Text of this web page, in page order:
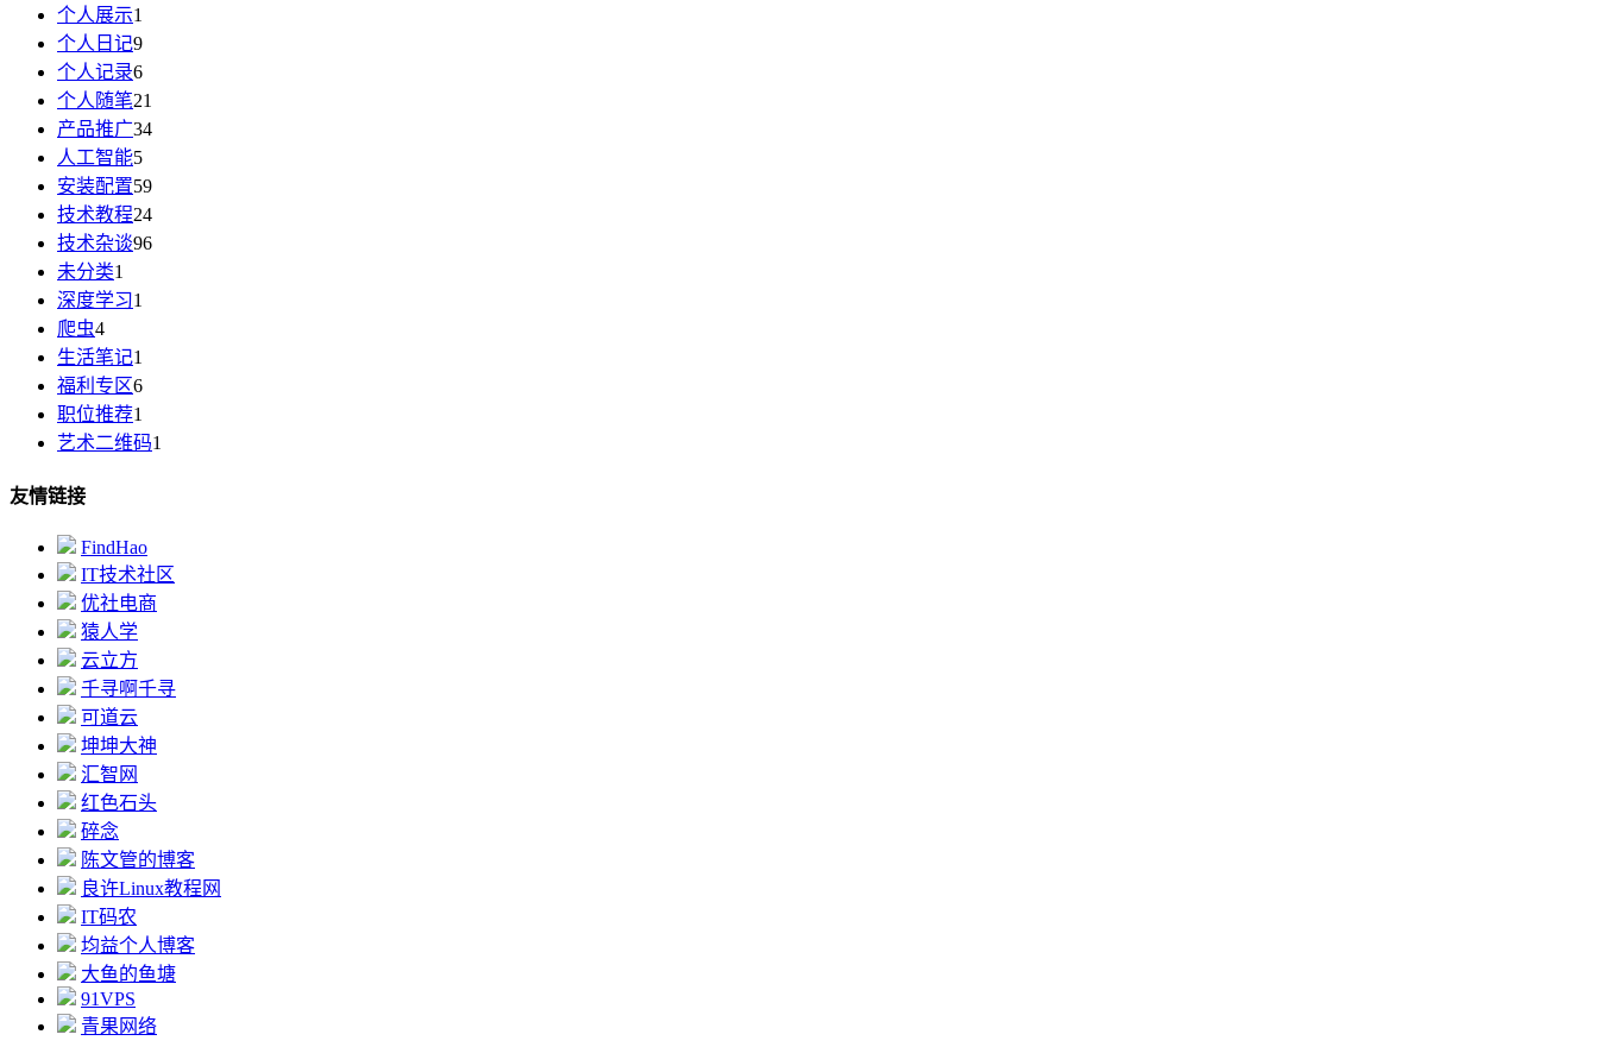
个人展示1
个人日记9
个人记录6
个人随笔21
产品推广34
人工智能5
安装配置59
技术教程24
技术杂谈96
未分类1
深度学习1
爬虫4
生活笔记1
福利专区6
职位推荐1
艺术二维码1
友情链接
FindHao
IT技术社区
优社电商
猿人学
云立方
千寻啊千寻
可道云
坤坤大神
汇智网
红色石头
碎念
陈文管的博客
良许Linux教程网
IT码农
均益个人博客
大鱼的鱼塘
91VPS
青果网络